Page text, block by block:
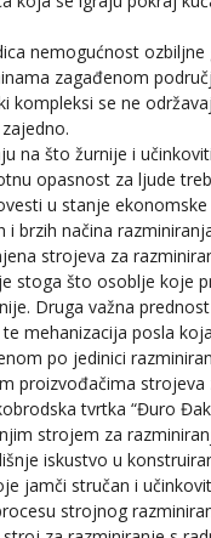
nemogućnost ozbiljne
zagađenom
kompleksi se ne
na što žurnije i
opasnost za ljude
u stanje
i brzih načina
strojeva za
stoga što osoblje koje
Druga važna
mehanizacija posla
po jedinici
proizvođačima strojeva
tvrtka “Đuro
strojem za
iskustvo u
jamči stručan i
strojnog